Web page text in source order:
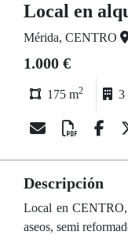
Local en
Mérida, CENTRO
1.000 €
175 m2 3
Descripción
Local en CENTRO,
aseos, semi